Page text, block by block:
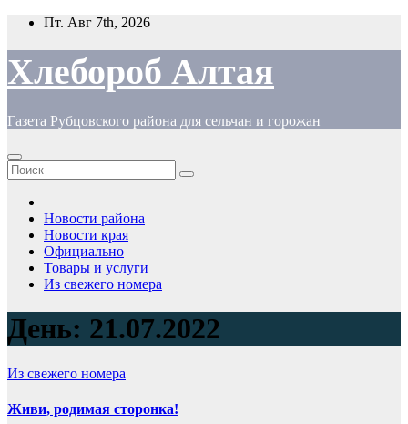
Перейти
содержимому
Пт. Авг 7th, 2026
Хлебороб Алтая
Газета Рубцовского района для сельчан и горожан
Новости района
Новости края
Официально
Товары и услуги
Из свежего номера
День: 21.07.2022
Из свежего номера
Живи, родимая сторонка!